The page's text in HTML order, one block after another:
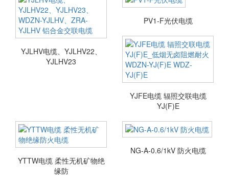
YJLHV电缆、YJLHV22、
YJLHV23
PV1-F光伏电缆
YJFE电缆 辐照交联电缆
YJ(F)E
YTTW电缆 柔性无机矿物绝
缘防
NG-A-0.6/1kV 防火电缆